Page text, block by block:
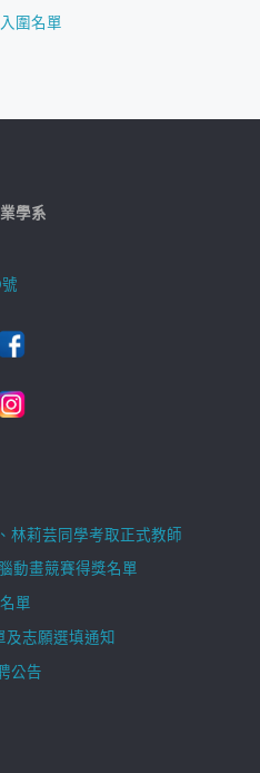
圍名單
學系
林莉芸同學考取正式教師
動畫競賽得獎名單
單
及志願選填通知
公告